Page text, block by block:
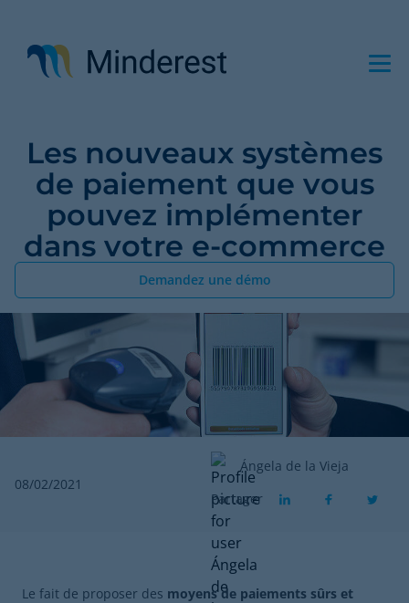
contenu
principal
Les nouveaux systèmes
de paiement que vous
pouvez implémenter
dans votre e-commerce
Demandez une démo
08/02/2021
Ángela de la Vieja
Partager
Le fait de proposer des moyens de paiements sûrs et